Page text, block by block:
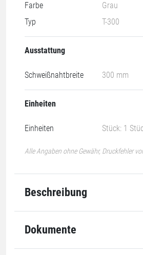
Farbe
Grau
Typ
T-300
Ausstattung
Schweißnahtbreite 300 mm
Einheiten
Einheiten Stück: 1
Alle Angaben ohne Gewähr, Druckfehler
Beschreibung
Dokumente